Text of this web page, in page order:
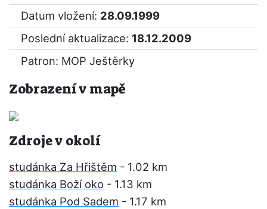
Datum vložení: 28.09.1999
Poslední aktualizace: 18.12.2009
Patron: MOP Ještěrky
Zobrazení v mapě
Zdroje v okolí
studánka Za Hřištěm - 1.02 km
studánka Boží oko - 1.13 km
studánka Pod Sadem - 1.17 km